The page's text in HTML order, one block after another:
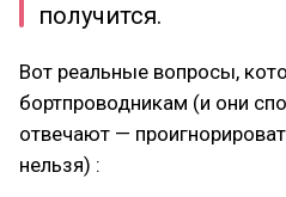
получится.
Вот реальные вопросы,
бортпроводникам (и они
отвечают —
нельзя) :